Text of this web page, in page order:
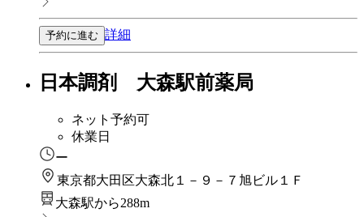
予約に進む 詳細
日本調剤 大森駅前薬局
ネット予約可
休業日
ー
東京都大田区大森北１－９－７旭ビル１Ｆ
大森駅から288m